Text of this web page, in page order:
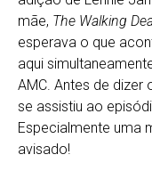
mãe, The Walking
esperava o que
aqui
AMC. Antes de dizer
se assistiu ao
Especialmente uma
avisado!